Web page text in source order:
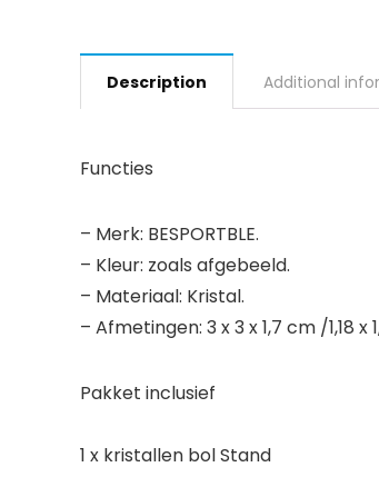
Description Additional
Functies
– Merk: BESPORTBLE.
– Kleur: zoals afgebeeld.
– Materiaal: Kristal.
– Afmetingen: 3 x 3 x 1,7 cm /1,18 x
Pakket inclusief
1 x kristallen bol Stand